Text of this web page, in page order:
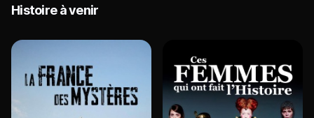
Histoire à venir